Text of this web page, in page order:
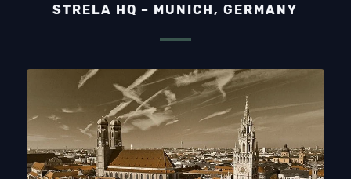
STRELA HQ – MUNICH, GERMANY